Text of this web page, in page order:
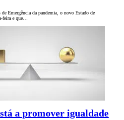
Emergência da pandemia, o novo Estado de
feira e que…
a promover igualdade